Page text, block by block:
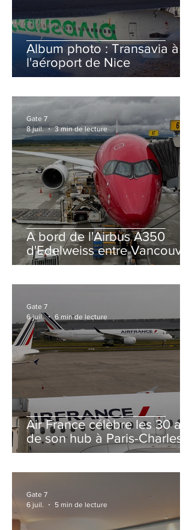
Album photo : Transavia à
l'aéroport de Nice
A bord de l'Airbus A350
d'Edelweiss entre Vancouver
et Zurich
Gate 7
8 juil.
3 min de lecture
Air France célèbre les 30 ans
de son hub à Paris-Charles
de Gaulle
Gate 7
6 juil.
6 min de lecture
Gate 7
6 juil.
5 min de lecture